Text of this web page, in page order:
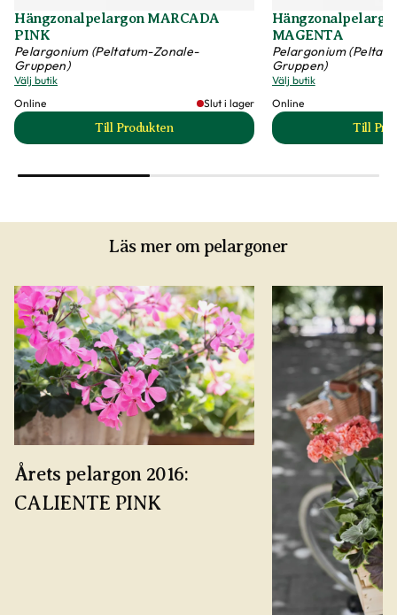
Hängzonalpelargon MARCADA
PINK
Pelargonium (Peltatum-Zonale-
Gruppen)
Välj butik
Online
Slut i lager
Till Produkten
till Hängzonalpelargon MARCADA PINK
MAGENTA
Pelargonium
Gruppen)
Välj butik
Online
Till
Läs mer om pelargoner
Årets pelargon 2016:
CALIENTE PINK